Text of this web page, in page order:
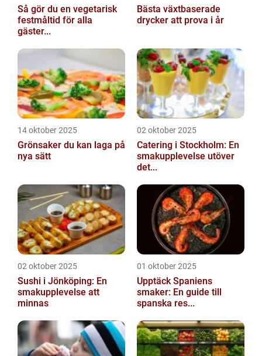
Så gör du en vegetarisk
festmåltid för alla
gäster...
Bästa växtbaserade
drycker att prova i år
14 oktober 2025
Grönsaker du kan laga på
nya sätt
02 oktober 2025
Catering i Stockholm: En
smakupplevelse utöver
det...
02 oktober 2025
Sushi i Jönköping: En
smakupplevelse att
minnas
01 oktober 2025
Upptäck Spaniens
smaker: En guide till
spanska res...